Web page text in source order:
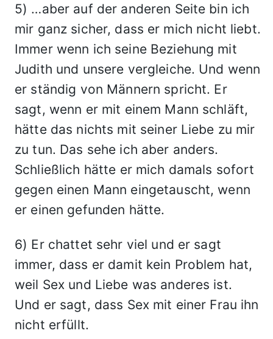
5) …aber auf der anderen Seite bin ich
mir ganz sicher, dass er mich nicht liebt.
Immer wenn ich seine Beziehung mit
Judith und unsere vergleiche. Und wenn
er ständig von Männern spricht. Er
sagt, wenn er mit einem Mann schläft,
hätte das nichts mit seiner Liebe zu mir
zu tun. Das sehe ich aber anders.
Schließlich hätte er mich damals sofort
gegen einen Mann eingetauscht, wenn
er einen gefunden hätte.
6) Er chattet sehr viel und er sagt
immer, dass er damit kein Problem hat,
weil Sex und Liebe was anderes ist.
Und er sagt, dass Sex mit einer Frau ihn
nicht erfüllt.